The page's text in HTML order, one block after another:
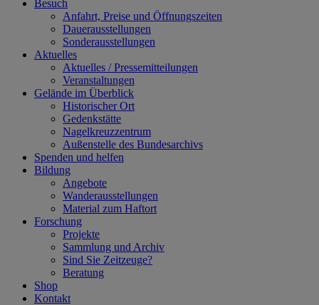
Besuch
Anfahrt, Preise und Öffnungszeiten
Dauerausstellungen
Sonderausstellungen
Aktuelles
Aktuelles / Pressemitteilungen
Veranstaltungen
Gelände im Überblick
Historischer Ort
Gedenkstätte
Nagelkreuzzentrum
Außenstelle des Bundesarchivs
Spenden und helfen
Bildung
Angebote
Wanderausstellungen
Material zum Haftort
Forschung
Projekte
Sammlung und Archiv
Sind Sie Zeitzeuge?
Beratung
Shop
Kontakt